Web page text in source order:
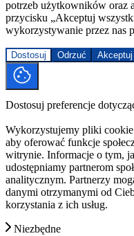
potrzeb użytkowników oraz
przycisku „Akceptuj
wykorzystywanie przez nas
Dostosuj Odrzuć
Dostosuj preferencje
Wykorzystujemy pliki
aby oferować funkcje
witrynie. Informacje o tym,
udostępniamy partnerom
analitycznym. Partnerzy
danymi otrzymanymi od
korzystania z ich usług.
Niezbędne